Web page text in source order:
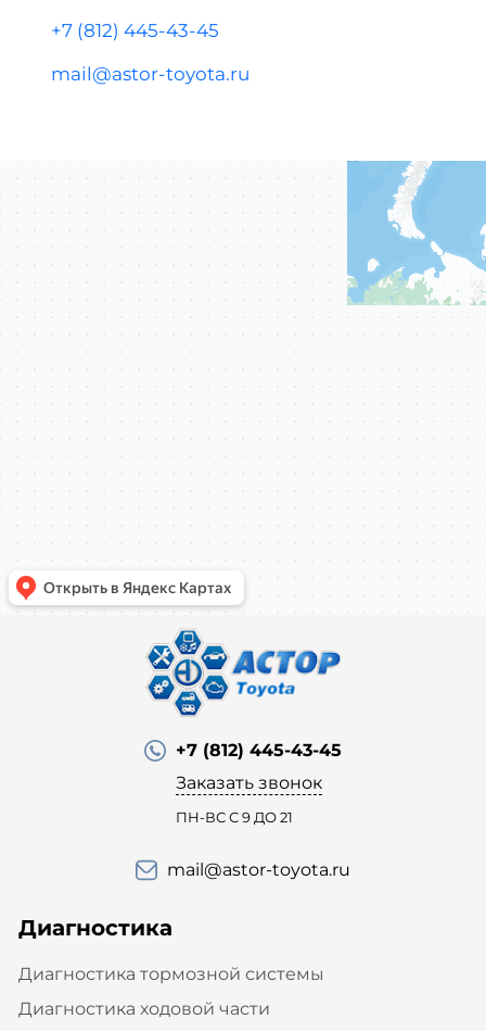
+7 (812) 445-43-45
mail@astor-toyota.ru
+7 (812) 445-43-45
Заказать звонок
ПН-ВС С 9 ДО 21
mail@astor-toyota.ru
Диагностика
Диагностика тормозной системы
Диагностика ходовой части